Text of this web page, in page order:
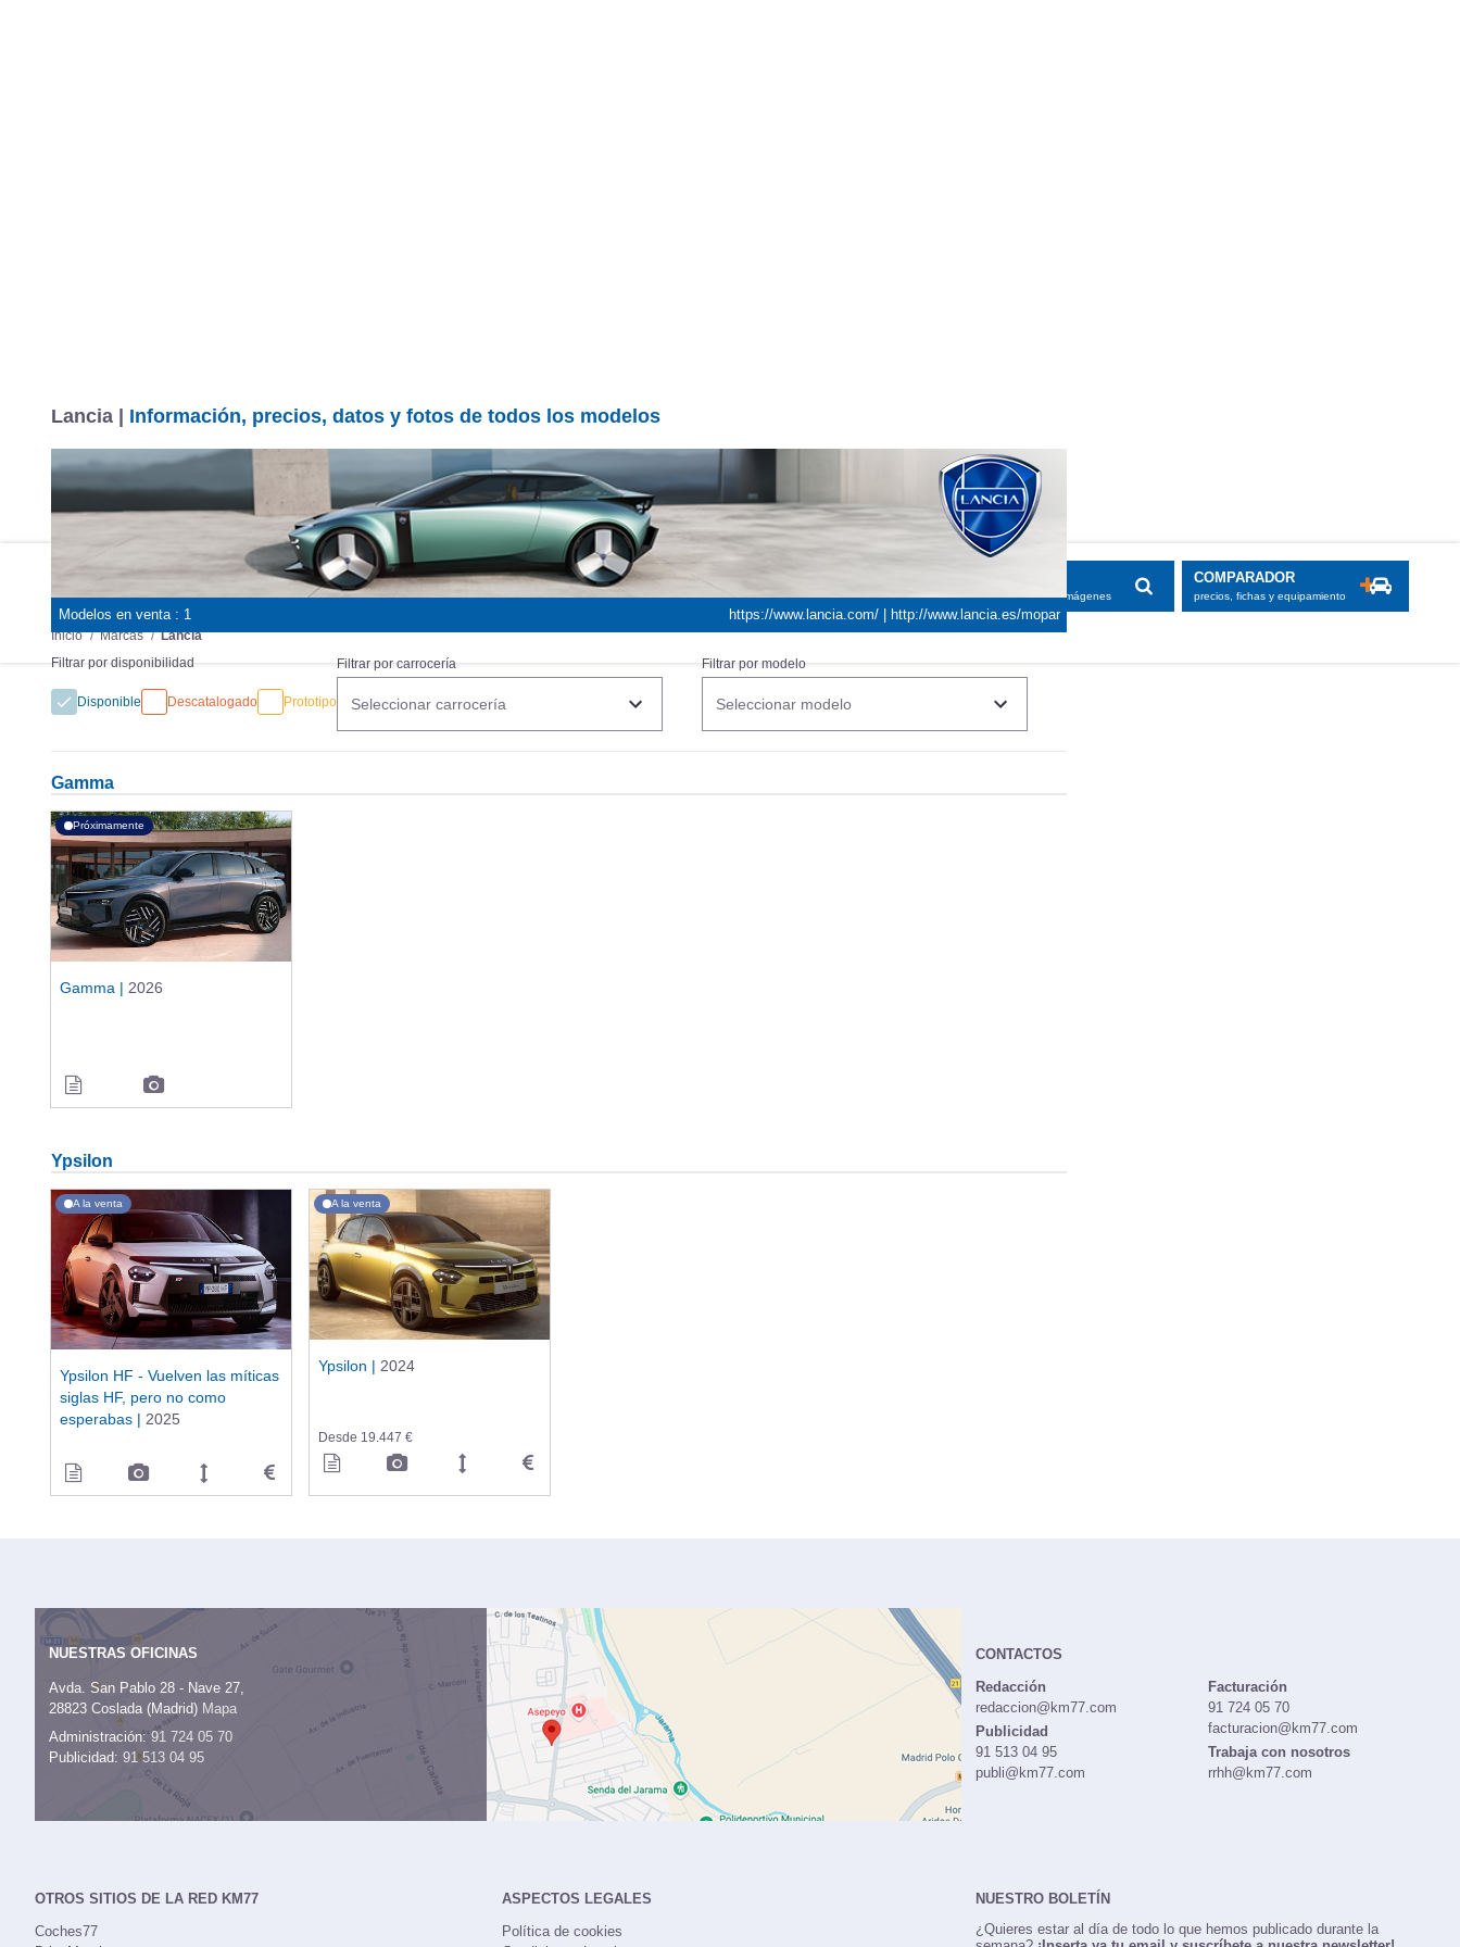
REVISTA/BLOG OTRAS SECCIONES
informaciones, fichas e imágenes
COMPARADOR
precios, fichas y equipamiento
Inicio Marcas Lancia
Lancia | Información, precios, datos y fotos de todos los modelos
Modelos en venta : 1 https://www.lancia.com/| http://www.lancia.es/mopar
Filtrar por disponibilidad
Disponible Descatalogado Prototipo
Filtrar por carrocería
Seleccionar carrocería
Filtrar por modelo
Seleccionar modelo
Gamma
Próximamente
Gamma |2026
Ypsilon
A la venta
Ypsilon HF - Vuelven las míticas
siglas HF, pero no como
esperabas |2025
A la venta
Ypsilon | 2024
Desde 19.447 €
NUESTRAS OFICINAS
Avda. San Pablo 28 - Nave 27,
28823 Coslada (Madrid) Mapa
Administración:91 724 05 70
Publicidad: 91 513 04 95
CONTACTOS
Redacción
redaccion@km77.com
Publicidad
91 513 04 95
publi@km77.com
Facturación
91 724 05 70
facturacion@km77.com
Trabaja con nosotros
rrhh@km77.com
OTROS SITIOS DE LA RED KM77
Coches77
ASPECTOS LEGALES
Política de cookies
NUESTRO BOLETÍN
¿Quieres estar al día de todo lo que hemos publicado durante la